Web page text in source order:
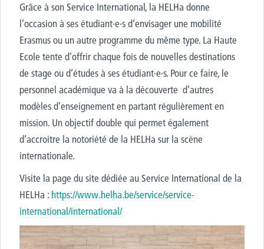
Grâce à son Service International, la HELHa donne
l’occasion à ses étudiant·e·s d’envisager une mobilité
Erasmus ou un autre programme du même type. La Haute
Ecole tente d’offrir chaque fois de nouvelles destinations
de stage ou d’études à ses étudiant·e·s. Pour ce faire, le
personnel académique va à la découverte d’autres
modèles d’enseignement en partant régulièrement en
mission. Un objectif double qui permet également
d’accroitre la notoriété de la HELHa sur la scène
internationale.
Visite la page du site dédiée au Service International de la
HELHa : https://www.helha.be/service/service-
international/international/